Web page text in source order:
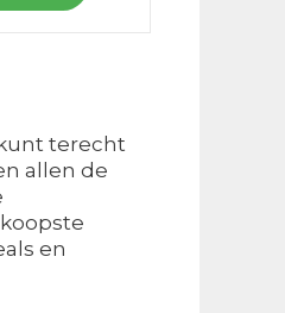
terecht
allen de
en